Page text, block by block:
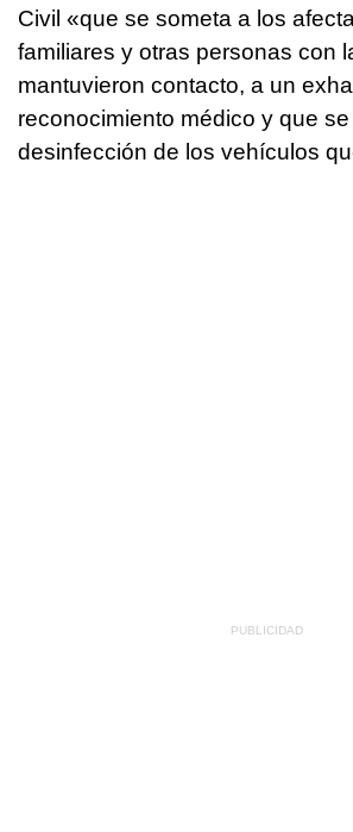
Civil «que se someta a los
familiares y otras personas con
mantuvieron contacto, a un
reconocimiento médico y que
desinfección de los vehículos